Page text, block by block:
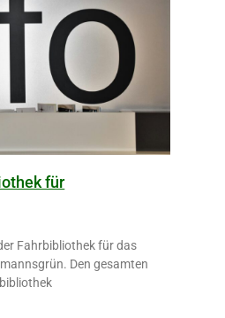
für
Fahrbibliothek für das
Den gesamten